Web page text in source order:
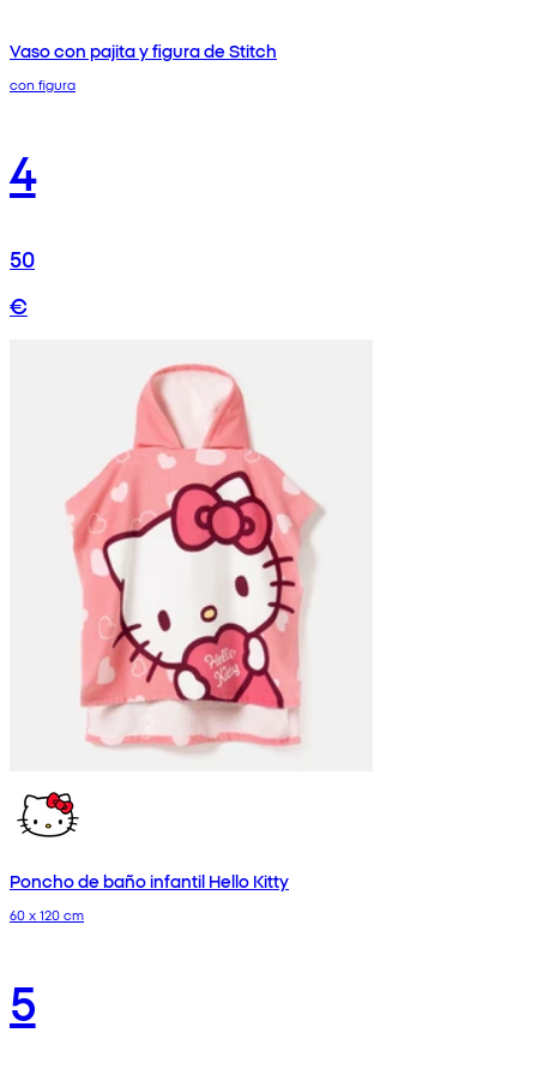
Vaso con pajita y figura de Stitch
con figura
4
50
€
Poncho de baño infantil Hello Kitty
60 x 120 cm
5